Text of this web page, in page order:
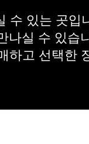
수 있는 곳입
나실 수 있습
하고 선택한